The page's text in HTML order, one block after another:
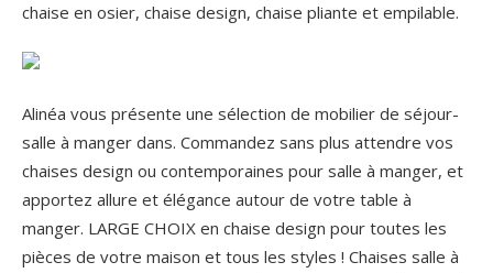
chaise en osier, chaise design, chaise pliante et empilable.
Alinéa vous présente une sélection de mobilier de séjour-
salle à manger dans. Commandez sans plus attendre vos
chaises design ou contemporaines pour salle à manger, et
apportez allure et élégance autour de votre table à
manger. LARGE CHOIX en chaise design pour toutes les
pièces de votre maison et tous les styles ! Chaises salle à